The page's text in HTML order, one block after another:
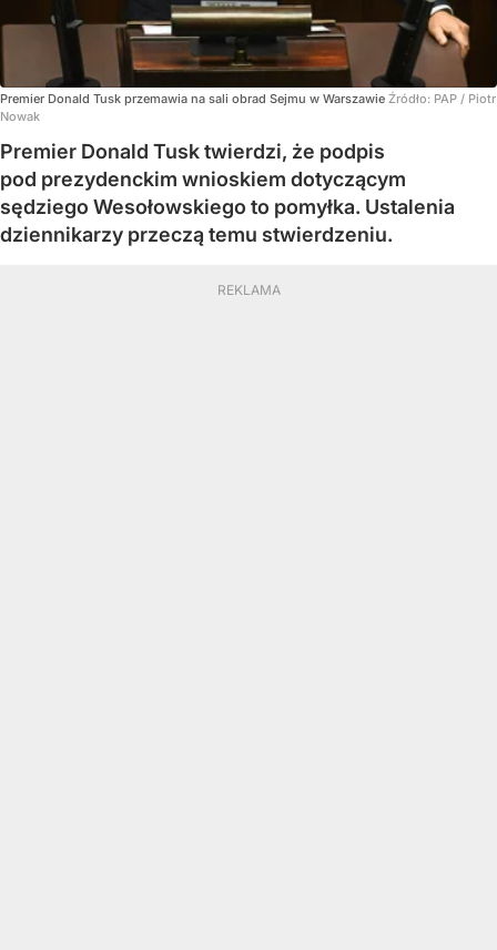
Premier Donald Tusk przemawia na sali obrad Sejmu w Warszawie Źródło: PAP / Piotr
Nowak
Premier Donald Tusk twierdzi, że podpis
pod prezydenckim wnioskiem dotyczącym
sędziego Wesołowskiego to pomyłka. Ustalenia
dziennikarzy przeczą temu stwierdzeniu.